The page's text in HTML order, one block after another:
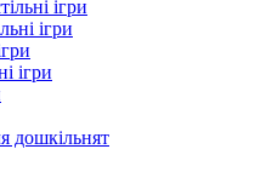
ігри
ігри
ігри
дошкільнят